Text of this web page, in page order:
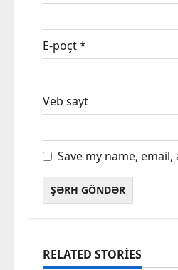
E-poçt*
Veb sayt
Save my name,
RELATED STORIES